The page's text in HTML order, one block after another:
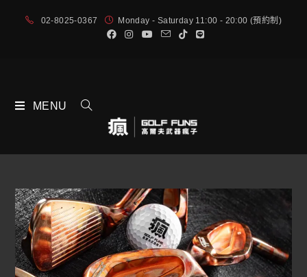
02-8025-0367 Monday - Saturday 11:00 - 20:00 (預約制)
MENU